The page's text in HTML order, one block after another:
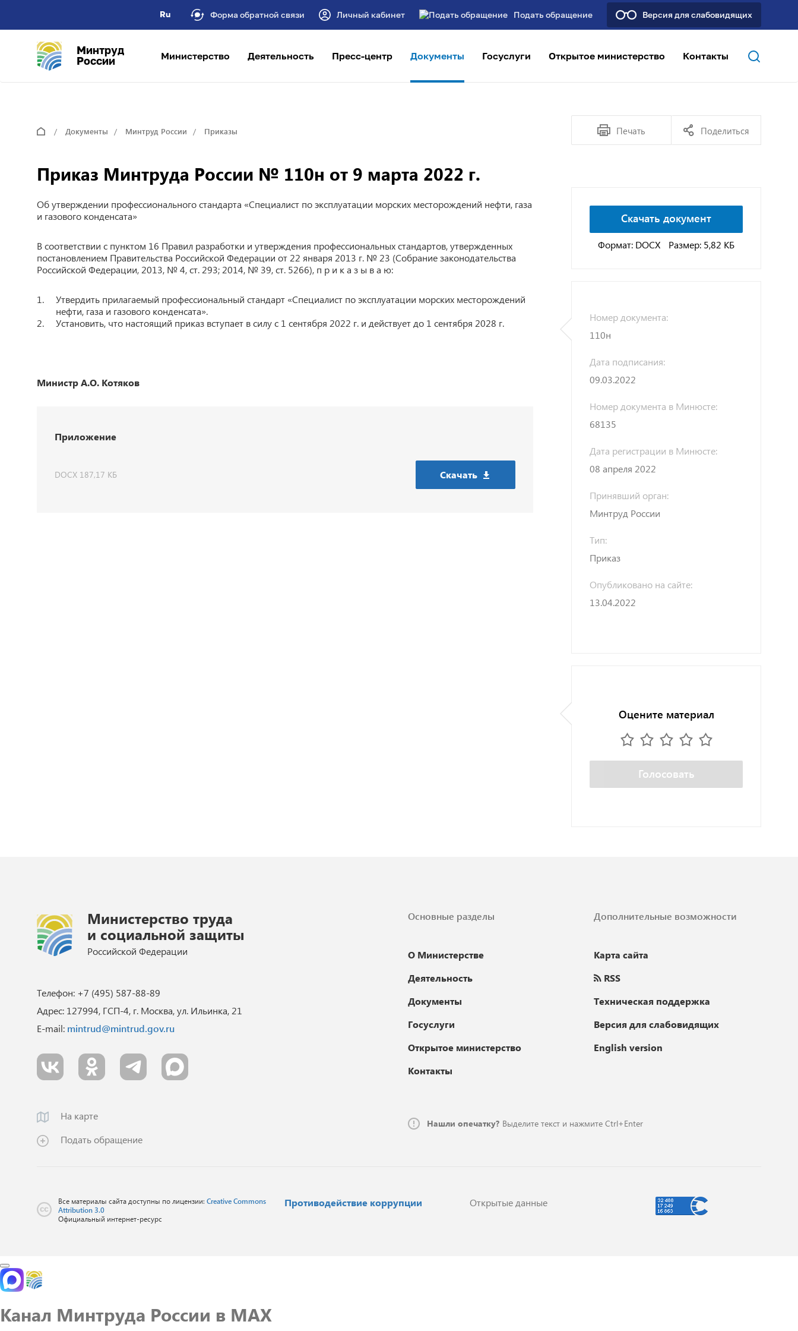
Ru Форма обратной связи Личный кабинет Подать обращение Версия для слабовидящих
Минтруд
России
Министерство Деятельность Пресс-центр Документы Госуслуги Открытое министерство Контакты
Документы Минтруд России Приказы Печать Поделиться
Приказ Минтруда России № 110н от 9 марта 2022 г.
Об утверждении профессионального стандарта «Специалист по эксплуатации морских месторождений нефти, газа
и газового конденсата»
В соответствии с пунктом 16 Правил разработки и утверждения профессиональных стандартов, утвержденных
постановлением Правительства Российской Федерации от 22 января 2013 г. № 23 (Собрание законодательства
Российской Федерации, 2013, № 4, ст. 293; 2014, № 39, ст. 5266), п р и к а з ы в а ю:
Утвердить прилагаемый профессиональный стандарт «Специалист по эксплуатации морских месторождений
нефти, газа и газового конденсата».
Установить, что настоящий приказ вступает в силу с 1 сентября 2022 г. и действует до 1 сентября 2028 г.
Министр А.О. Котяков
Приложение
DOCX 187,17 КБ Скачать
Скачать документ
Формат: DOCX Размер: 5,82 КБ
Номер документа:
110н
Дата подписания:
09.03.2022
Номер документа в Минюсте:
68135
Дата регистрации в Минюсте:
08 апреля 2022
Принявший орган:
Минтруд России
Тип:
Приказ
Опубликовано на сайте:
13.04.2022
Оцените материал
Голосовать
Министерство труда
и социальной защиты
Российской Федерации
Телефон: +7 (495) 587-88-89
Адрес: 127994, ГСП-4, г. Москва, ул. Ильинка, 21
E-mail: mintrud@mintrud.gov.ru
На карте
Подать обращение
Основные разделы
О Министерстве
Деятельность
Документы
Госуслуги
Открытое министерство
Контакты
Дополнительные возможности
Карта сайта
RSS
Техническая поддержка
Версия для слабовидящих
English version
Нашли опечатку? Выделите текст и нажмите Ctrl+Enter
Все материалы сайта доступны по лицензии: Creative Commons
Attribution 3.0
Официальный интернет-ресурс
Противодействие коррупции Открытые данные
Канал Минтруда России в MAX